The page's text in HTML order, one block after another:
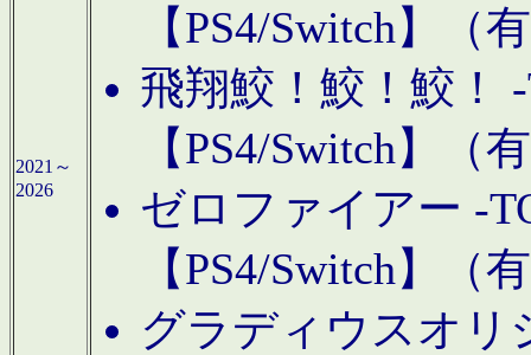
2021～
2026
【PS4/Switch】（
飛翔鮫！鮫！鮫！
【PS4/Switch】（
ゼロファイアー -
【PS4/Switch】（
グラディウスオリ